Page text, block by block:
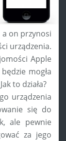
a on przynosi
urządzenia.
Apple
mogła
to działa?
urządzenia
się do
ale pewnie
za jego